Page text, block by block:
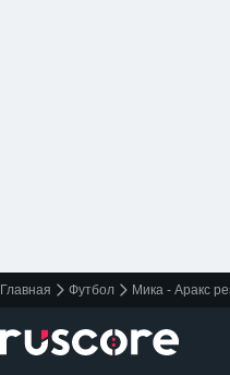
Главная Футбол Мика - Аракс